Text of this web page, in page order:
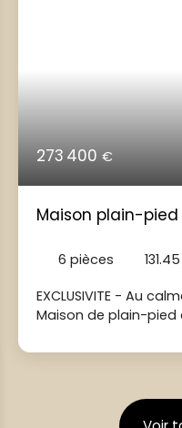
273 400 €
Maison plain-
6 pièces 131.45
EXCLUSIVITE - Au
Maison de plain-pied
une maison familiale
ses volumes, son